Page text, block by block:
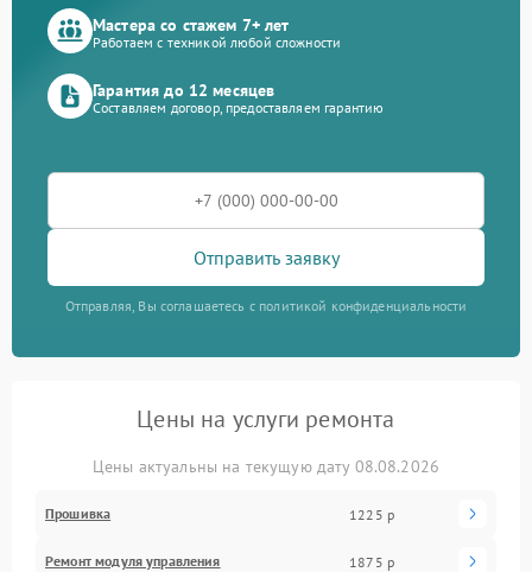
Мастера со стажем 7+ лет
Работаем с техникой любой сложности
Гарантия до 12 месяцев
Составляем договор, предоставляем гарантию
Отправить заявку
Отправляя, Вы соглашаетесь с политикой конфиденциальности
Цены на услуги ремонта
Цены актуальны на текущую дату 08.08.2026
Прошивка 1225 р
Ремонт модуля управления 1875 р